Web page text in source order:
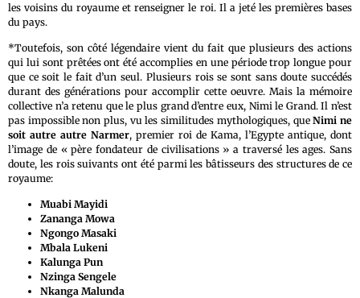
les voisins du royaume et renseigner le roi. Il a jeté les premières bases
du pays.
*Toutefois, son côté légendaire vient du fait que plusieurs des actions
qui lui sont prêtées ont été accomplies en une période trop longue pour
que ce soit le fait d’un seul. Plusieurs rois se sont sans doute succédés
durant des générations pour accomplir cette oeuvre. Mais la mémoire
collective n’a retenu que le plus grand d’entre eux, Nimi le Grand. Il n’est
pas impossible non plus, vu les similitudes mythologiques, queNimi ne
soit autre autre Narmer, premier roi de Kama, l’Egypte antique, dont
l’image de « père fondateur de civilisations » a traversé les ages. Sans
doute, les rois suivants ont été parmi les bâtisseurs des structures de ce
royaume:
Muabi Mayidi
Zananga Mowa
Ngongo Masaki
Mbala Lukeni
Kalunga Pun
Nzinga Sengele
Nkanga Malunda